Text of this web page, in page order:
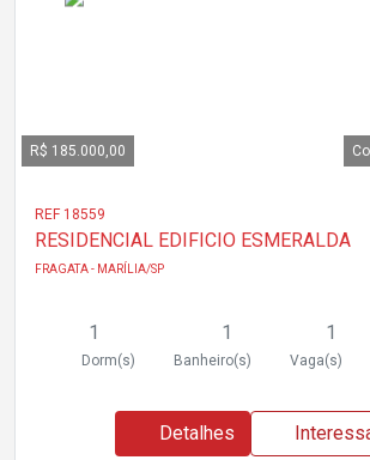
R$ 185.000,00
REF 18559
RESIDENCIAL EDIFICIO ESMERALDA
FRAGATA - MARÍLIA/SP
1
Dorm(s)
1
Banheiro(s)
1
Vaga(s)
Detalhes